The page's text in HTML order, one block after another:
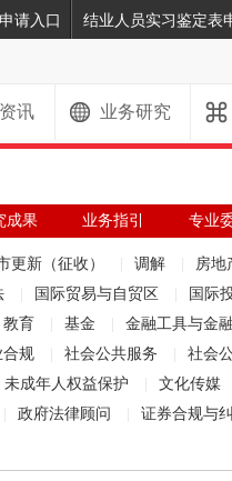
请入口 结业人员实习鉴定表
讯 业务研究
成果 业务指引
专业
更新（征收） 调解 房地
国际贸易与自贸区 国际
教育 基金 金融工具与金
合规 社会公共服务 社会
未成年人权益保护 文化传媒
政府法律顾问 证券合规与